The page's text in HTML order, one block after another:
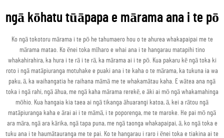
ngā kōhatu tūāpapa e mārama ana i te pō
Ko ngā tokotoru mārama i te pō he tahumaero hou o te ahurea whakapaipai me te
mārama matao. Ko ēnei toka mīharo e whai ana i te hangarau matapihi tino
whakahirahira, ka hura i te rā i te rā, ka mārama ai i te pō. Kua pakaru kē ngā toka ki
roto i ngā matāpiuranga motuhake e puaki ana i te kaha o te mārama, ka tukuna ia wa
paku, ā, ka waihangatia he raihana māmā me te whakamātau kaha. E wātea ana ngā
toka i ngā rahi, ngā āhua, me ngā kaha mārama rerekē, e āki ai mō ngā whakamahinga
mōhio. Kua hangaia kia taea ai ngā tikanga āhuarangi katoa, ā, kei a rātou ngā
matāpiuranga kaha e ārai ai i te māmā, i te poporenga, me te maroke. He pai mō ngā
ara māra, ngā ara kārika, ngā tapa puna, me ngā taonga whakapaipai, ā, ko ngā toka e
tuku ana i te haumātauranga me te pai. Ko te hangarau i raro i ēnei toka e tiakina ai te